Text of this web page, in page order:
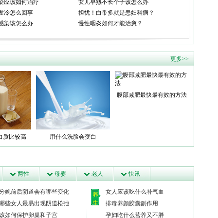
应该如何治疗
女儿早熟不长个子该怎么办
冷怎么回事
担忧！白带多就是患妇科病？
染该怎么办
慢性咽炎如何才能治愈？
更多>>
质比较高 用什么洗脸会变白
腹部减肥最快最有效的方法
两性 母婴 老人 快讯
娩前后阴道会有哪些变化
些女人最易出现阴道松弛
如何保护卵巢和子宫
养
生
女人应该吃什么补气血
排毒养颜胶囊副作用
孕妇吃什么营养又不胖